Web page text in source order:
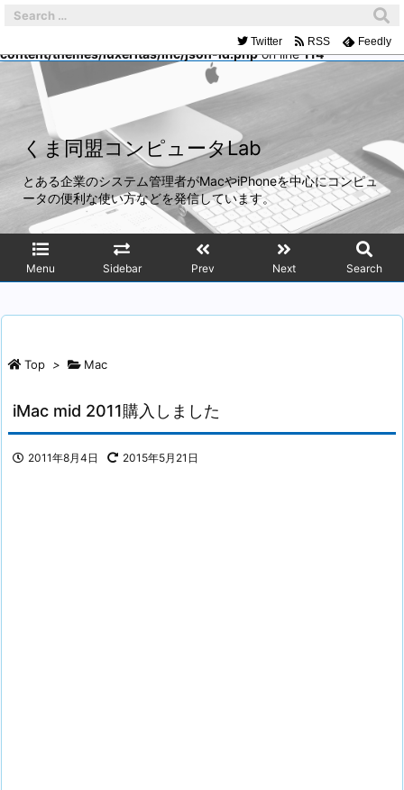
Warning: Trying to access array offset on false in
/home/mach/kumadoumei.net/public_html/wp-
content/themes/luxeritas/inc/json-ld.phpon line114
くま同盟コンピュータLab
とある企業のシステム管理者がMacやiPhoneを中心にコンピュ
ータの便利な使い方などを発信しています。
Menu Sidebar Prev Next Search
Twitter RSS Feedly
Top > Mac
iMac mid 2011購入しました
2011年8月4日 2015年5月21日